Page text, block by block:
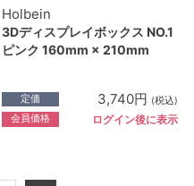
Holbein
3Dディスプレイボックス NO.1
ピンク 160mm × 210mm
定価 3,740円 (税込)
会員価格 ログイン後に表示